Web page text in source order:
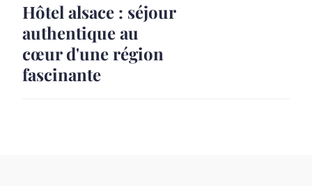
Hôtel alsace : séjour
authentique au
cœur d'une région
fascinante